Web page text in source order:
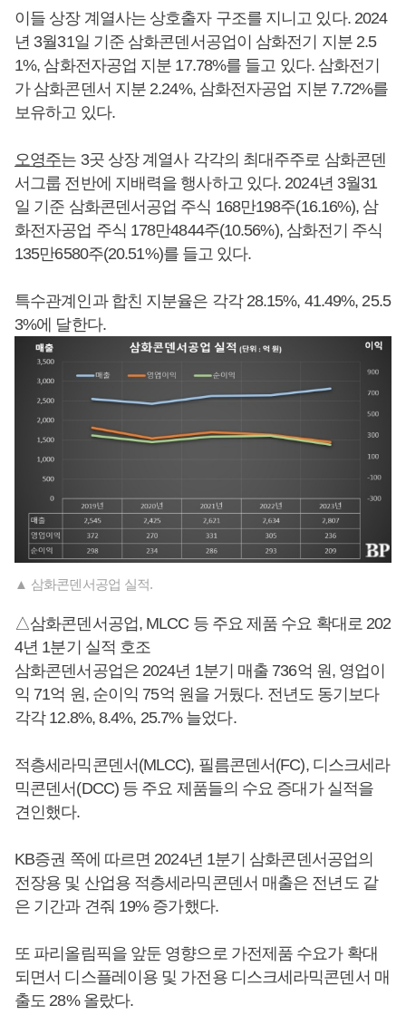
이들 상장 계열사는 상호출자 구조를 지니고 있다. 2024
년 3월31일 기준 삼화콘덴서공업이 삼화전기 지분 2.5
1%, 삼화전자공업 지분 17.78%를 들고 있다. 삼화전기
가 삼화콘덴서 지분 2.24%, 삼화전자공업 지분 7.72%를
보유하고 있다.
오영주는 3곳 상장 계열사 각각의 최대주주로 삼화콘덴
서그룹 전반에 지배력을 행사하고 있다. 2024년 3월31
일 기준 삼화콘덴서공업 주식 168만198주(16.16%), 삼
화전자공업 주식 178만4844주(10.56%), 삼화전기 주식
135만6580주(20.51%)를 들고 있다.
특수관계인과 합친 지분율은 각각 28.15%, 41.49%, 25.5
3%에 달한다.
▲ 삼화콘덴서공업 실적.
△삼화콘덴서공업, MLCC 등 주요 제품 수요 확대로 202
4년 1분기 실적 호조
삼화콘덴서공업은 2024년 1분기 매출 736억 원, 영업이
익 71억 원, 순이익 75억 원을 거뒀다. 전년도 동기보다
각각 12.8%, 8.4%, 25.7% 늘었다.
적층세라믹콘덴서(MLCC), 필름콘덴서(FC), 디스크세라
믹콘덴서(DCC) 등 주요 제품들의 수요 증대가 실적을
견인했다.
KB증권 쪽에 따르면 2024년 1분기 삼화콘덴서공업의
전장용 및 산업용 적층세라믹콘덴서 매출은 전년도 같
은 기간과 견줘 19% 증가했다.
또 파리올림픽을 앞둔 영향으로 가전제품 수요가 확대
되면서 디스플레이용 및 가전용 디스크세라믹콘덴서 매
출도 28% 올랐다.